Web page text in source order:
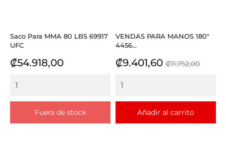
Saco Para MMA 80 LBS 69917
UFC
Precio
₡54.918,00
Fuera de stock
VENDAS PARA MANOS 180"
4456...
Precio
₡9.401,60 Precio
₡11.752,00
Añadir al carrito